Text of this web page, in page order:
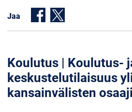
Jaa
Koulutus | Koulutus-
keskustelutilaisuus
kansainvälisten